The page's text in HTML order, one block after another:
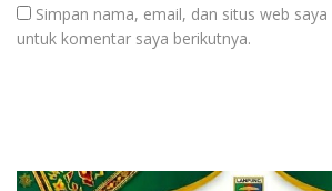
Simpan nama, email, dan situs web
untuk komentar saya berikutnya.